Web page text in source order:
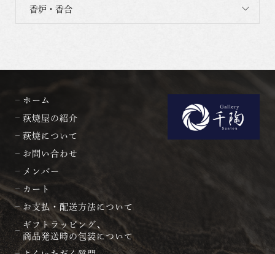
香炉・香合
ホーム
萩焼屋の紹介
萩焼について
お問い合わせ
メンバー
カート
お支払・配送方法について
ギフトラッピング、
商品発送時の包装について